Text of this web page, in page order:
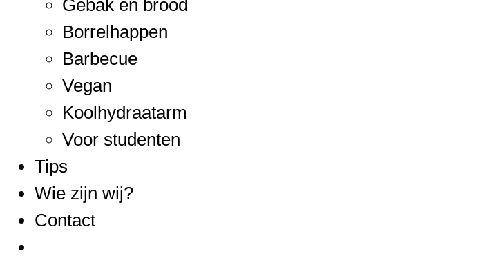
Gebak en brood
Borrelhappen
Barbecue
Vegan
Koolhydraatarm
Voor studenten
Tips
Wie zijn wij?
Contact